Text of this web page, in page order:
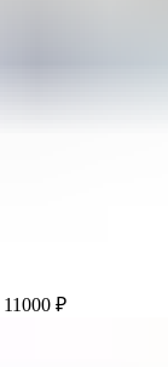
11000 ₽